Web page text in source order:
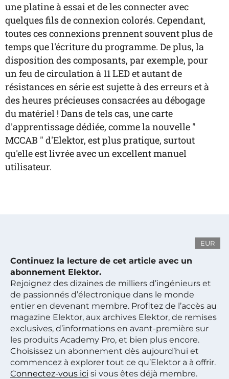
une platine à essai et de les connecter avec
quelques fils de connexion colorés. Cependant,
toutes ces connexions prennent souvent plus de
temps que l'écriture du programme. De plus, la
disposition des composants, par exemple, pour
un feu de circulation à 11 LED et autant de
résistances en série est sujette à des erreurs et à
des heures précieuses consacrées au débogage
du matériel ! Dans de tels cas, une carte
d'apprentissage dédiée, comme la nouvelle "
MCCAB " d'Elektor, est plus pratique, surtout
qu'elle est livrée avec un excellent manuel
utilisateur.
EUR
Continuez la lecture de cet article avec un
abonnement Elektor.
Rejoignez des dizaines de milliers d’ingénieurs et
de passionnés d’électronique dans le monde
entier en devenant membre. Profitez de l’accès au
magazine Elektor, aux archives Elektor, de remises
exclusives, d’informations en avant-première sur
les produits Academy Pro, et bien plus encore.
Choisissez un abonnement dès aujourd’hui et
commencez à explorer tout ce qu’Elektor a à offrir.
Connectez-vous ici si vous êtes déjà membre.